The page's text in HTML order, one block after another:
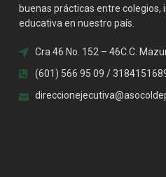
buenas prácticas entre colegios,
educativa en nuestro país.
Cra 46 No. 152 – 46C.C.
(601) 566 95 09 /